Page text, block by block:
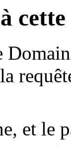
et le